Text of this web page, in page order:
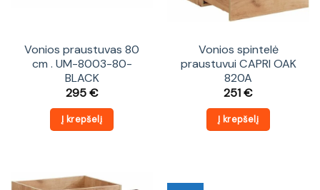
Vonios praustuvas 80
cm . UM-8003-80-
BLACK
295€
Į krepšelį
Vonios spintelė
praustuvui CAPRI OAK
820A
251€
Į krepšelį